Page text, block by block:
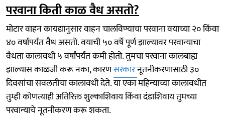
परवाना किती काळ वैध असतो?
मोटार वाहन कायद्यानुसार वाहन चालविण्याचा परवाना वयाच्या २० किंवा
४० वर्षांपर्यंत वैध असतो. वयाची ५० वर्षे पूर्ण झाल्यावर परवान्याचा
वैधता कालावधी ५ वर्षांपर्यंत कमी होतो. तुमचा परवाना कालबाह्य
झाल्यास काळजी करू नका, कारणसरकारनूतनीकरणासाठी ३०
दिवसांचा सवलतीचा कालावधी देते. या एका महिन्याच्या कालावधीत
तुम्ही कोणत्याही अतिरिक्त शुल्काशिवाय किंवा दंडाशिवाय तुमच्या
परवान्याचे नूतनीकरण करू शकता.